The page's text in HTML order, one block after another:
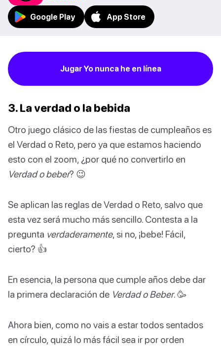
Google Play App Store
Jugar Yo nunca he en línea
3. La verdad o la bebida
Otro juego clásico de las fiestas de cumpleaños es
el Verdad o Reto, pero ya que estamos haciendo
esto con el zoom, ¿por qué no convertirlo en
Verdad o beber? 😉
Se aplican las reglas de Verdad o Reto, salvo que
esta vez será mucho más sencillo. Contesta a la
pregunta verdaderamente, si no, ¡bebe! Fácil,
cierto? 👍
En esencia, la persona que cumple años debe dar
la primera declaración de Verdad o Beber. 🥳
Ahora bien, como no vais a estar todos sentados
en círculo, quizá lo más fácil sea ir por orden